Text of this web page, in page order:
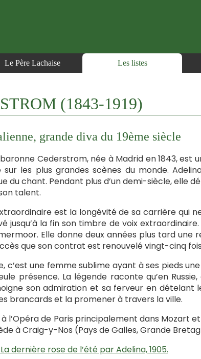
Le Père Lachaise Les listes
(1843-1919)
grande diva du 19ème siècle
Cederstrom, née à Madrid en 1843,
sur les plus grandes scènes du monde.
du chant. Pendant plus d’un demi-siècle, elle
talent.
est la longévité de sa carrière qui
jusqu’à la fin son timbre de voix
Elle donne deux années plus tard
que son contrat est renouvelé vingt-cinq
c’est une femme sublime ayant à ses pieds
présence. La légende raconte qu’en
son admiration et sa ferveur en dételant
brancards et la promener à travers la ville.
l’Opéra de Paris principalement dans Mozart
à Craig-y-Nos (Pays de Galles, Grande
dernière rose de l’été par Adelina, 1905.